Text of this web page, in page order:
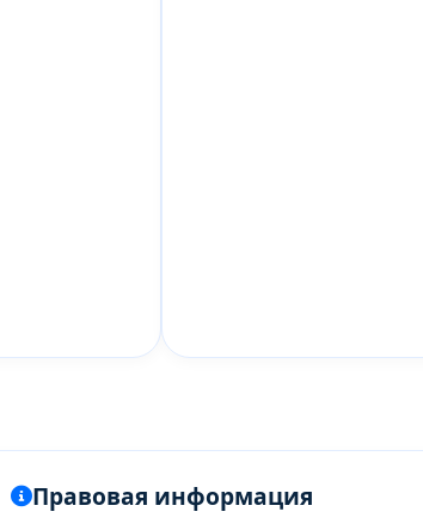
Правовая информация